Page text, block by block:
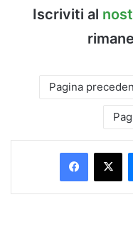
Iscriviti al
Pagina
Facebook
X